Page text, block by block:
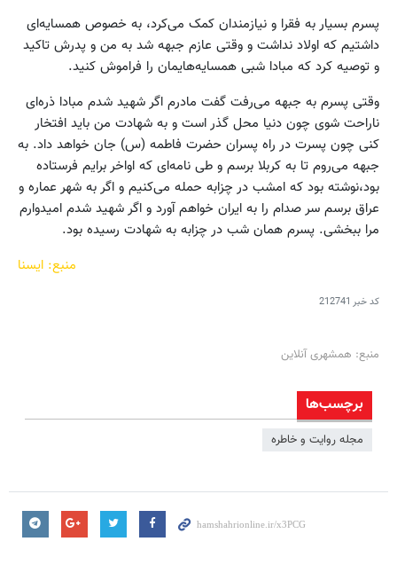
پسرم بسیار به فقرا و نیازمندان کمک می‌کرد، به خصوص همسایه‌ای
داشتیم که اولاد نداشت و وقتی عازم جبهه شد به من و پدرش تاکید
و توصیه کرد که مبادا شبی همسایه‌هایمان را فراموش کنید.
وقتی پسرم به جبهه می‌رفت گفت مادرم اگر شهید شدم مبادا ذره‌ای
ناراحت شوی چون دنیا محل گذر است و به شهادت من باید افتخار
کنی چون پسرت در راه پسران حضرت فاطمه (س) جان خواهد داد. به
جبهه می‌روم تا به کربلا برسم و طی نامه‌ای که اواخر برایم فرستاده
بود،نوشته بود که امشب در چزابه حمله می‌کنیم و اگر به شهر عماره و
عراق برسم سر صدام را به ایران خواهم آورد و اگر شهید شدم امیدوارم
مرا ببخشی. پسرم همان شب در چزابه به شهادت رسیده بود.
منبع: ایسنا
کد خبر 212741
منبع: همشهری آنلاین
برچسب‌ها
مجله روایت و خاطره